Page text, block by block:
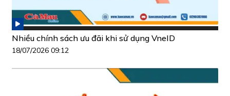
Nhiều chính sách ưu đãi khi sử dụng VneID
18/07/2026 09:12